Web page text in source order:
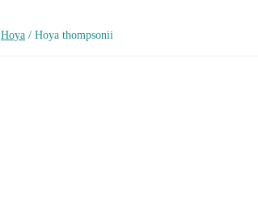
Hoya / Hoya thompsonii